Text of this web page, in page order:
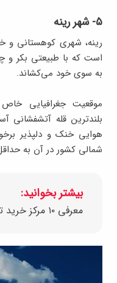
۵- شهر رینه
رینه، شهری کوهستانی و
است که با طبیعتی بکر و
به سوی خود می‌کشاند.
موقعیت جغرافیایی خاص
بلندترین قله
هوایی خنک و دلپذیر
شمالی کشور در آن به
بیشتر بخوانید:
معرفی ۱۰ مرکز خرید تهران (پاساژ)